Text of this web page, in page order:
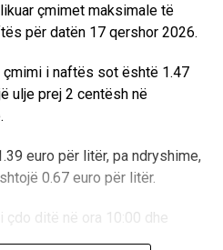
çmimet maksimale të
për datën 17 qershor 2026.
i naftës sot është 1.47
ulje prej 2 centësh në
euro për litër, pa ndryshime,
0.67 euro për litër.
çdo ditë në ora 10:00 dhe